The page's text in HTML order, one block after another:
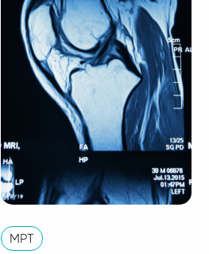
МРТ